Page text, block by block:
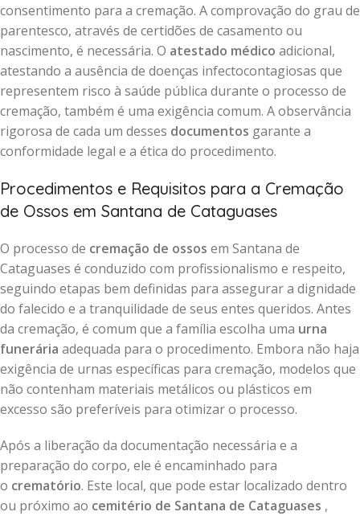
consentimento para a cremação. A comprovação do grau de
parentesco, através de certidões de casamento ou
nascimento, é necessária. O atestado médico adicional,
atestando a ausência de doenças infectocontagiosas que
representem risco à saúde pública durante o processo de
cremação, também é uma exigência comum. A observância
rigorosa de cada um desses documentos garante a
conformidade legal e a ética do procedimento.
Procedimentos e Requisitos para a Cremação
de Ossos em Santana de Cataguases
O processo de cremação de ossos em Santana de
Cataguases é conduzido com profissionalismo e respeito,
seguindo etapas bem definidas para assegurar a dignidade
do falecido e a tranquilidade de seus entes queridos. Antes
da cremação, é comum que a família escolha uma urna
funerária adequada para o procedimento. Embora não haja
exigência de urnas específicas para cremação, modelos que
não contenham materiais metálicos ou plásticos em
excesso são preferíveis para otimizar o processo.
Após a liberação da documentação necessária e a
preparação do corpo, ele é encaminhado para
o crematório. Este local, que pode estar localizado dentro
ou próximo ao cemitério de Santana de Cataguases ,